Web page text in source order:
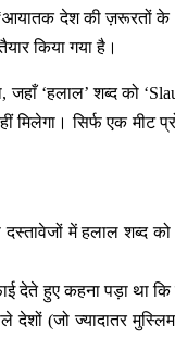
देश की ज़रूरतों के
किया गया है।
जहाँ ‘हलाल’ शब्द को
मिलेगा। सिर्फ एक मीट
दस्तावेजों में हलाल
देते हुए कहना पड़ा था
देशों (जो ज्यादातर